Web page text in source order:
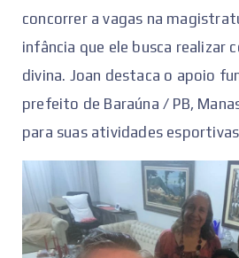
concorrer a vagas na
infância que ele busca realizar
divina. Joan destaca o apoio
prefeito de Baraúna / PB,
para suas atividades